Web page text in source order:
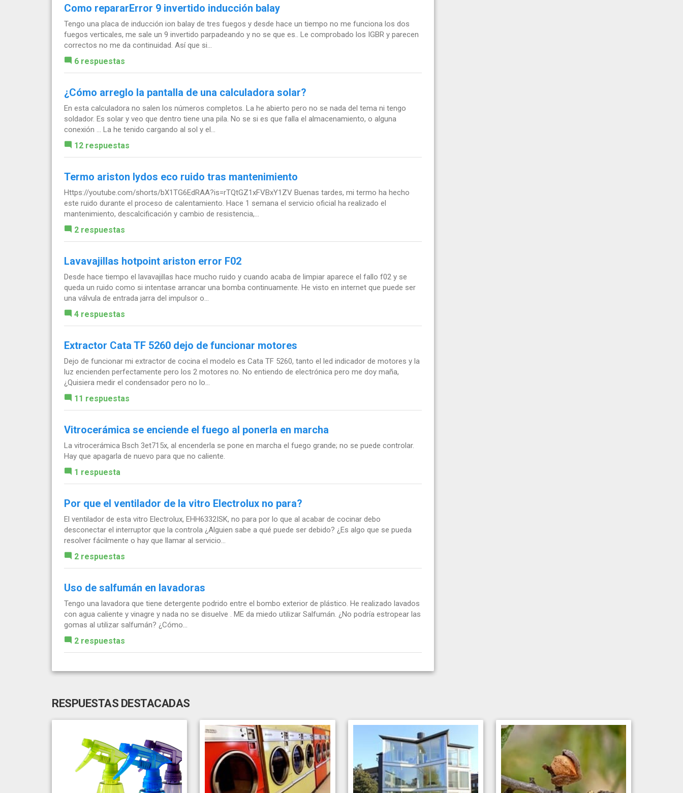
Como repararError 9 invertido inducción balay
Tengo una placa de inducción ion balay de tres fuegos y desde hace un tiempo no me funciona los dos
fuegos verticales, me sale un 9 invertido parpadeando y no se que es.. Le comprobado los IGBR y parecen
correctos no me da continuidad. Así que si...
6 respuestas
¿Cómo arreglo la pantalla de una calculadora solar?
En esta calculadora no salen los números completos. La he abierto pero no se nada del tema ni tengo
soldador. Es solar y veo que dentro tiene una pila. No se si es que falla el almacenamiento, o alguna
conexión ... La he tenido cargando al sol y el...
12 respuestas
Termo ariston lydos eco ruido tras mantenimiento
Https://youtube.com/shorts/bX1TG6EdRAA?is=rTQtGZ1xFVBxY1ZV Buenas tardes, mi termo ha hecho
este ruido durante el proceso de calentamiento. Hace 1 semana el servicio oficial ha realizado el
mantenimiento, descalcificación y cambio de resistencia,...
2 respuestas
Lavavajillas hotpoint ariston error F02
Desde hace tiempo el lavavajillas hace mucho ruido y cuando acaba de limpiar aparece el fallo f02 y se
queda un ruido como si intentase arrancar una bomba continuamente. He visto en internet que puede ser
una válvula de entrada jarra del impulsor o...
4 respuestas
Extractor Cata TF 5260 dejo de funcionar motores
Dejo de funcionar mi extractor de cocina el modelo es Cata TF 5260, tanto el led indicador de motores y la
luz encienden perfectamente pero los 2 motores no. No entiendo de electrónica pero me doy maña,
¿Quisiera medir el condensador pero no lo...
11 respuestas
Vitrocerámica se enciende el fuego al ponerla en marcha
La vitrocerámica Bsch 3et715x, al encenderla se pone en marcha el fuego grande; no se puede controlar.
Hay que apagarla de nuevo para que no caliente.
1 respuesta
Por que el ventilador de la vitro Electrolux no para?
El ventilador de esta vitro Electrolux, EHH6332ISK, no para por lo que al acabar de cocinar debo
desconectar el interruptor que la controla ¿Alguien sabe a qué puede ser debido? ¿Es algo que se pueda
resolver fácilmente o hay que llamar al servicio...
2 respuestas
Uso de salfumán en lavadoras
Tengo una lavadora que tiene detergente podrido entre el bombo exterior de plástico. He realizado lavados
con agua caliente y vinagre y nada no se disuelve . ME da miedo utilizar Salfumán. ¿No podría estropear las
gomas al utilizar salfumán? ¿Cómo...
2 respuestas
RESPUESTAS DESTACADAS